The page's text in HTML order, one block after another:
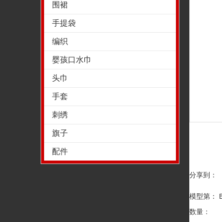
围裙
手提袋
编织
婴孩口水巾
头巾
手套
刺绣
旗子
配件
分享到：
模型第：
数量：